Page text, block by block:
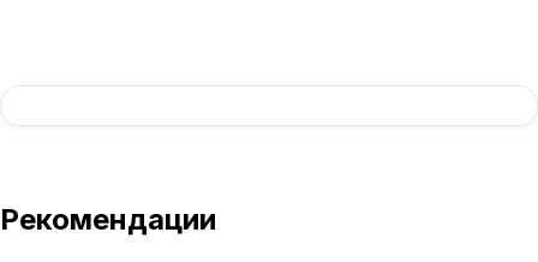
Рекомендации